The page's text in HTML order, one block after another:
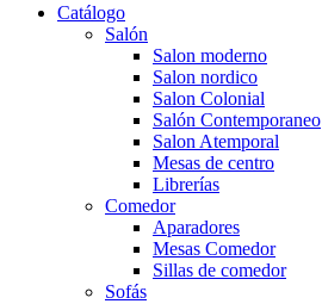
Catálogo
Salón
Salon moderno
Salon nordico
Salon Colonial
Salón Contemporaneo
Salon Atemporal
Mesas de centro
Librerías
Comedor
Aparadores
Mesas Comedor
Sillas de comedor
Sofás